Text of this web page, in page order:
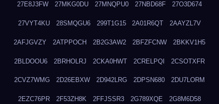
27E8J3FW 27MKG0DU 27MNQPU0 27NBD68F 27O3D674
27VYT4KU 28SMQGU6 299T1G15 2A01R6QT 2AAYZL7V
2AFJGVZY 2ATPPOCH 2B2G3AW2 2BFZFCNW 2BKKV1H5
2BLDOOU6 2BRHOLRJ 2CKA0HWT 2CRELPQI 2CSOTXFR
2CVZ7WMG 2D26EBXW 2D942LRG 2DPSN680 2DU7LORM
2EZC76PR 2F53ZH8K 2FFJSSR3 2G789XQE 2G8M6D58